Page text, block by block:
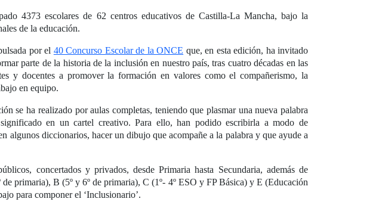
4373 escolares de 62 centros educativos de Castilla-La Mancha, bajo la
de la educación.
por el 40 Concurso Escolar de la ONCE que, en esta edición, ha invitado
parte de la historia de la inclusión en nuestro país, tras cuatro décadas en las
y docentes a promover la formación en valores como el compañerismo, la
en equipo.
se ha realizado por aulas completas, teniendo que plasmar una nueva palabra
en un cartel creativo. Para ello, han podido escribirla a modo de
algunos diccionarios, hacer un dibujo que acompañe a la palabra y que ayude a
concertados y privados, desde Primaria hasta Secundaria, además de
primaria), B (5º y 6º de primaria), C (1º- 4º ESO y FP Básica) y E (Educación
para componer el ‘Inclusionario’.